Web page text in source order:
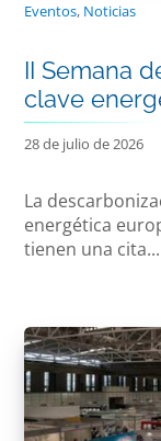
Eventos, Noticias
II Semana
clave
28 de julio de 2026
La
energética
tienen una cita...